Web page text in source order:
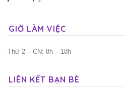
GIỜ LÀM VIỆC
Thứ 2 – CN: 8h – 18h
LIÊN KẾT BẠN BÈ